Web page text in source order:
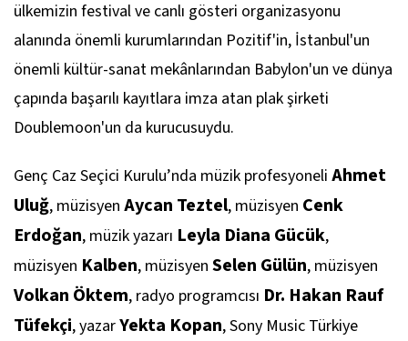
ülkemizin festival ve canlı gösteri organizasyonu
alanında önemli kurumlarından Pozitif'in, İstanbul'un
önemli kültür-sanat mekânlarından Babylon'un ve dünya
çapında başarılı kayıtlara imza atan plak şirketi
Doublemoon'un da kurucusuydu.
Genç Caz Seçici Kurulu’nda müzik profesyoneli Ahmet
Uluğ, müzisyen Aycan Teztel, müzisyen Cenk
Erdoğan, müzik yazarı Leyla Diana Gücük,
müzisyen Kalben, müzisyen Selen Gülün, müzisyen
Volkan Öktem, radyo programcısı Dr. Hakan Rauf
Tüfekçi, yazarYekta Kopan, Sony Music Türkiye